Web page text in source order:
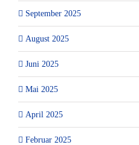
September 2025
August 2025
Juni 2025
Mai 2025
April 2025
Februar 2025